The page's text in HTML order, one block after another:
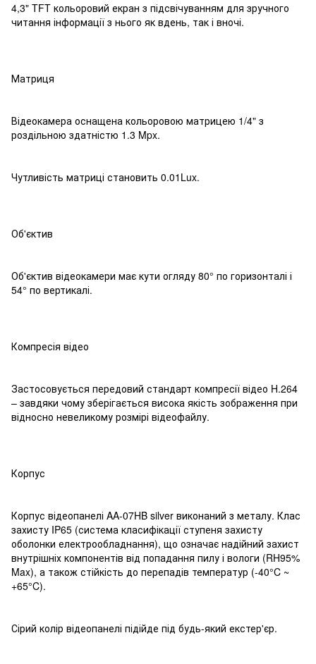
4,3" TFT кольоровий екран з підсвічуванням для зручного
читання інформації з нього як вдень, так і вночі.
Матриця
Відеокамера оснащена кольоровою матрицею 1/4" з
роздільною здатністю 1.3 Mpx.
Чутливість матриці становить 0.01Lux.
Об'єктив
Об'єктив відеокамери має кути огляду 80° по горизонталі і
54° по вертикалі.
Компресія відео
Застосовується передовий стандарт компресії відео H.264
– завдяки чому зберігається висока якість зображення при
відносно невеликому розмірі відеофайлу.
Корпус
Корпус відеопанелі AA-07HB silver виконаний з металу. Клас
захисту IP65 (система класифікації ступеня захисту
оболонки електрообладнання), що означає надійний захист
внутрішніх компонентів від попадання пилу і вологи (RH95%
Max), а також стійкість до перепадів температур (-40°C ~
+65°C).
Сірий колір відеопанелі підійде під будь-який екстер'єр.